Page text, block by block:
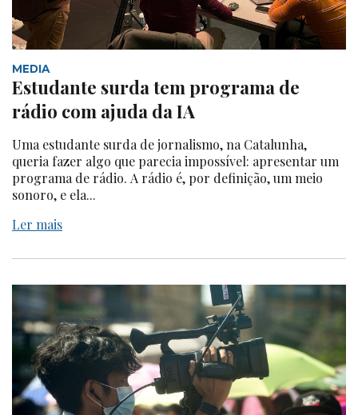
MEDIA
Estudante surda tem programa de
rádio com ajuda da IA
Uma estudante surda de jornalismo, na Catalunha,
queria fazer algo que parecia impossível: apresentar um
programa de rádio. A rádio é, por definição, um meio
sonoro, e ela...
Ler mais